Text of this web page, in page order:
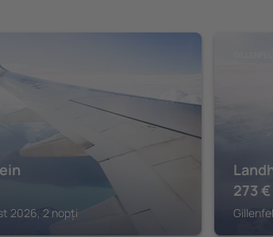
2026, 2 nopți
273 €